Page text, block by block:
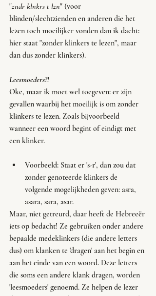
"zndr klnkrs t lzn" (voor
blinden/slechtzienden en anderen die het
lezen toch moeilijker vonden dan ik dacht:
hier staat "zonder klinkers te lezen", maar
dan dus zonder klinkers).
Leesmoeders?!
Oke, maar ik moet wel toegeven: er zijn
gevallen waarbij het moeilijk is om zonder
klinkers te lezen. Zoals bijvoorbeeld
wanneer een woord begint of eindigt met
een klinker.
Voorbeeld: Staat er 's-r', dan zou dat
zonder genoteerde klinkers de
volgende mogelijkheden geven: asra,
asara, sara, asar.
Maar, niet getreurd, daar heeft de Hebreeër
iets op bedacht! Ze gebruiken onder andere
bepaalde medeklinkers (die andere letters
dus) om klanken te 'dragen' aan het begin en
aan het einde van een woord. Deze letters
die soms een andere klank dragen, worden
'leesmoeders' genoemd. Ze helpen de lezer